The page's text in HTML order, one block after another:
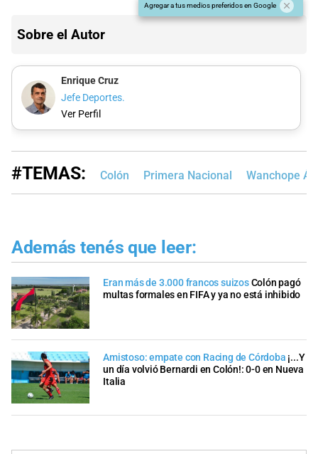
Agregar a tus medios preferidos en Google
Sobre el Autor
Enrique Cruz
Jefe Deportes.
Ver Perfil
#TEMAS: Colón Primera Nacional Wanchope
Además tenés que leer:
Eran más de 3.000 francos suizosColón pagó
multas formales en FIFA y ya no está inhibido
Amistoso: empate con Racing de Córdoba ¡...Y
un día volvió Bernardi en Colón!: 0-0 en Nueva
Italia